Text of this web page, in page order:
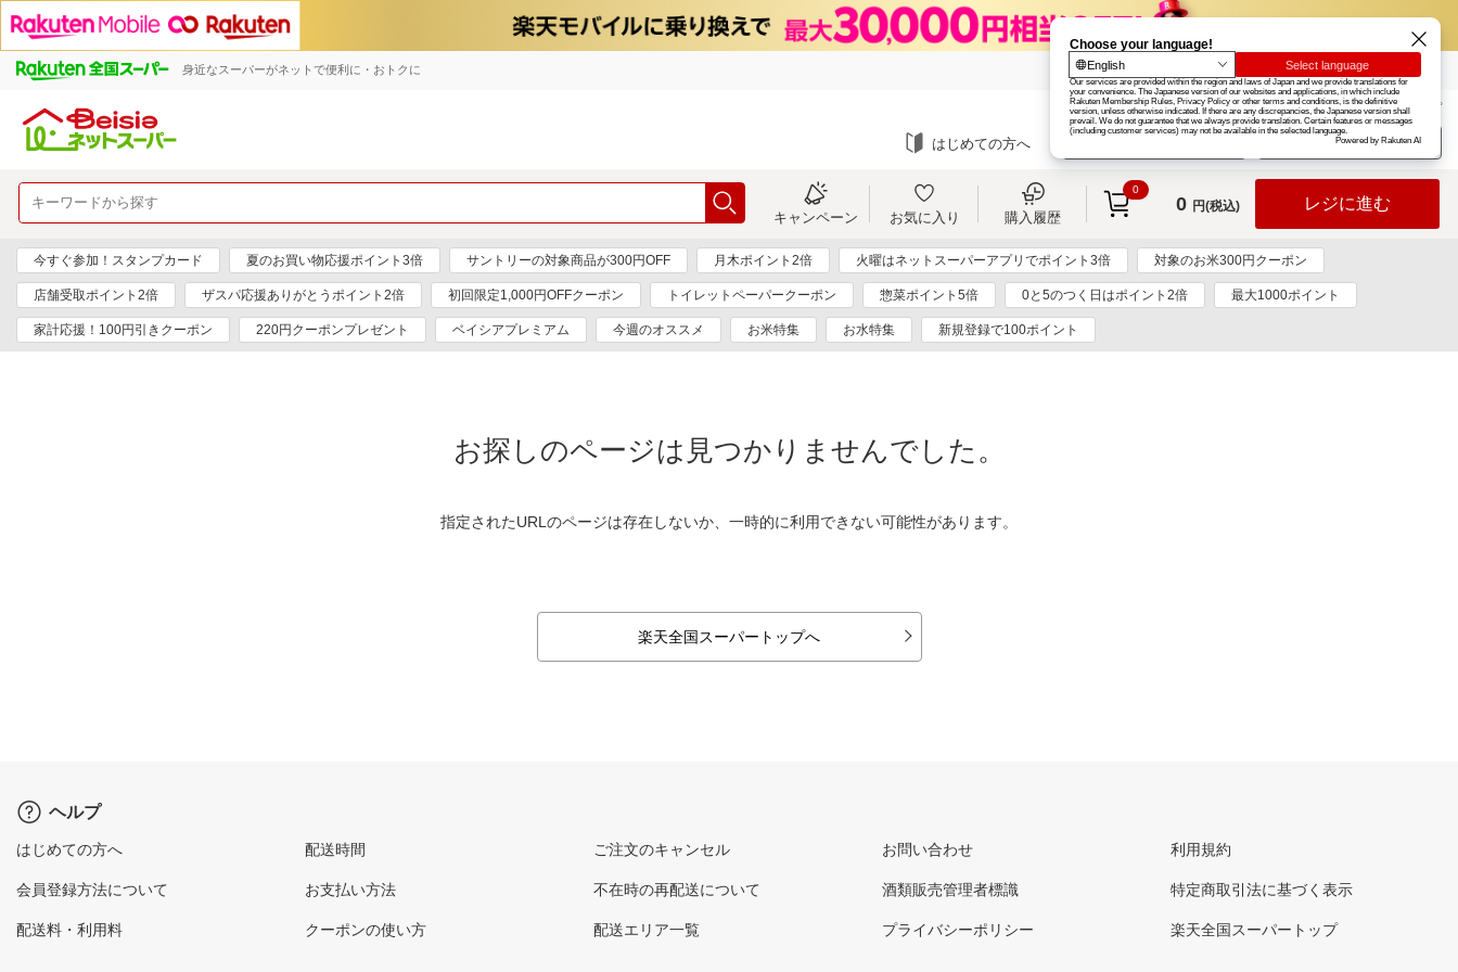
身近なスーパーがネットで便利に・おトクに 楽天グループ カード
お知らせ ヘルプ
はじめての方へ ログイン
キャンペーン お気に入り 購入履歴
0
0 円(税込) レジに進む
今すぐ参加！スタンプカード 夏のお買い物応援ポイント3倍 サントリーの対象商品が300円OFF 月木ポイント2倍 火曜はネットスーパーアプリでポイント3倍 対象のお米300円クーポン
店舗受取ポイント2倍 ザスパ応援ありがとうポイント2倍 初回限定1,000円OFFクーポン トイレットペーパークーポン 惣菜ポイント5倍 0と5のつく日はポイント2倍 最大1000ポイント
家計応援！100円引きクーポン 220円クーポンプレゼント ベイシアプレミアム 今週のオススメ お米特集 お水特集 新規登録で100ポイント
お探しのページは見つかりませんでした。
指定されたURLのページは存在しないか、一時的に利用できない可能性があります。
楽天全国スーパートップへ
ヘルプ
はじめての方へ
会員登録方法について
配送料・利用料
配送時間
お支払い方法
クーポンの使い方
ご注文のキャンセル
不在時の再配送について
配送エリア一覧
お問い合わせ
酒類販売管理者標識
プライバシーポリシー
利用規約
特定商取引法に基づく表示
楽天全国スーパートップ